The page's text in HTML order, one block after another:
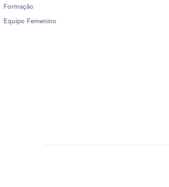
Formação
Equipo Femenino